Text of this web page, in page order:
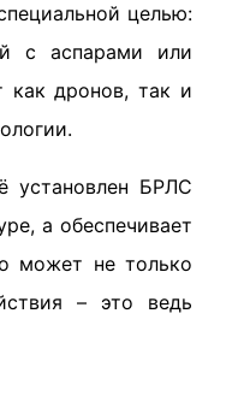
целью:
с аспарами или
как дронов, так и
установлен БРЛС
а обеспечивает
может не только
– это ведь